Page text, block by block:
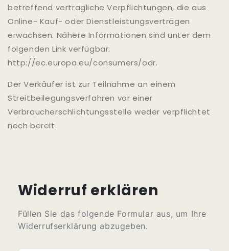
betreffend vertragliche Verpflichtungen, die aus
Online- Kauf- oder Dienstleistungsverträgen
erwachsen. Nähere Informationen sind unter dem
folgenden Link verfügbar:
http://ec.europa.eu/consumers/odr.
Der Verkäufer ist zur Teilnahme an einem
Streitbeilegungsverfahren vor einer
Verbraucherschlichtungsstelle weder verpflichtet
noch bereit.
Widerruf erklären
Füllen Sie das folgende Formular aus, um Ihre
Widerrufserklärung abzugeben.